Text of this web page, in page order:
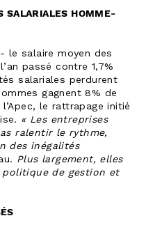
SALARIALES HOMME-
le salaire moyen des
passé contre 1,7%
salariales perdurent
gagnent 8% de
le rattrapage initié
« Les entreprises
ralentir le rythme,
des inégalités
Plus largement, elles
de gestion et